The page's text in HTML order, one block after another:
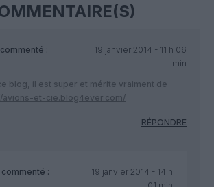
:
19 janvier 2014 - 11 h 06
min
blog, il est super et mérite vraiment de
avions-et-cie.blog4ever.com/
RÉPONDRE
commenté :
19 janvier 2014 - 14 h